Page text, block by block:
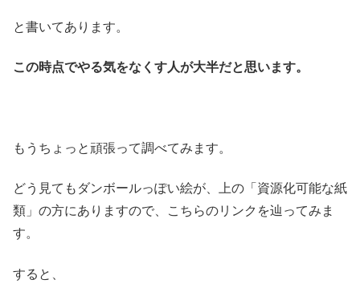
と書いてあります。
この時点でやる気をなくす人が大半だと思います。
もうちょっと頑張って調べてみます。
どう見てもダンボールっぽい絵が、上の「資源化可能な紙
類」の方にありますので、こちらのリンクを辿ってみま
す。
すると、